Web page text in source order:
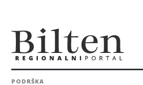
PODRŠKA